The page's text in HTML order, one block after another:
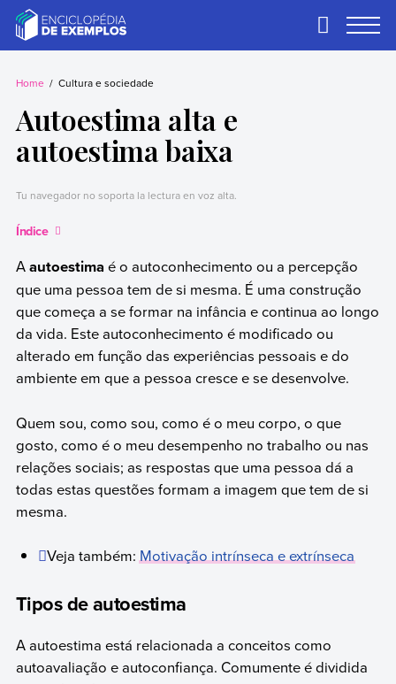
contentExemplos
Precisa de
temos.
Primary
Home Cultura e sociedade
Autoestima alta e
autoestima baixa
Tu navegador no soporta la lectura en voz alta.
Índice
Aautoestima é o autoconhecimento ou a percepção
que uma pessoa tem de si mesma. É uma construção
que começa a se formar na infância e continua ao longo
da vida. Este autoconhecimento é modificado ou
alterado em função das experiências pessoais e do
ambiente em que a pessoa cresce e se desenvolve.
Quem sou, como sou, como é o meu corpo, o que
gosto, como é o meu desempenho no trabalho ou nas
relações sociais; as respostas que uma pessoa dá a
todas estas questões formam a imagem que tem de si
mesma.
Veja também:Motivação intrínseca e extrínseca
Tipos de autoestima
A autoestima está relacionada a conceitos como
autoavaliação e autoconfiança. Comumente é dividida